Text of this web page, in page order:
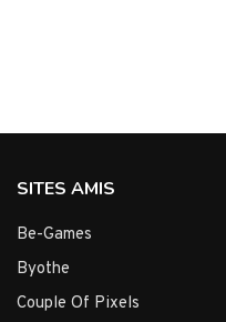
SITES AMIS
Be-Games
Byothe
Couple Of Pixels